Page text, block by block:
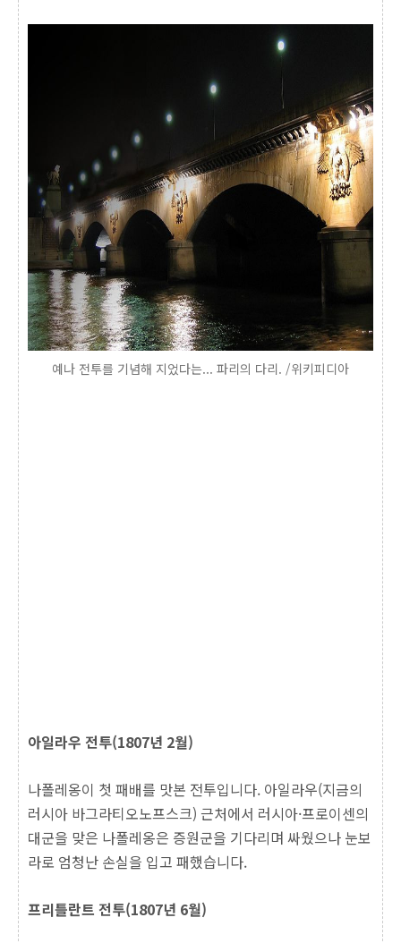
예나 전투를 기념해 지었다는... 파리의 다리. /위키피디아
아일라우 전투(1807년 2월)
나폴레옹이 첫 패배를 맛본 전투입니다. 아일라우(지금의
러시아 바그라티오노프스크) 근처에서 러시아·프로이센의
대군을 맞은 나폴레옹은 증원군을 기다리며 싸웠으나 눈보
라로 엄청난 손실을 입고 패했습니다.
프리틀란트 전투(1807년 6월)